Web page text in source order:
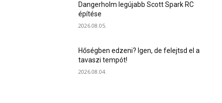
Dangerholm legújabb Scott Spark RC
építése
2026.08.05.
Hőségben edzeni? Igen, de felejtsd el a
tavaszi tempót!
2026.08.04.